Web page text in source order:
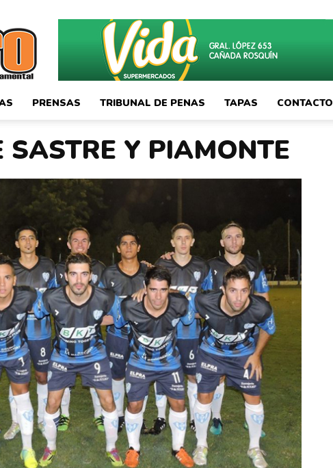
PRENSAS TRIBUNAL DE PENAS TAPAS CONTACTO
SASTRE Y PIAMONTE